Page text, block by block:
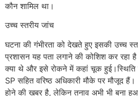
कौन शामिल था।
उच्च स्तरीय जांच
घटना की गंभीरता को देखते हुए इसकी उच्च
प्रशासन यह पता लगाने की कोशिश कर रहा
क्या थे और इसे रोकने में कहां चूक
SP सहित वरिष्ठ अधिकारी मौके पर मौजूद हैं।
होने की खबर है, लेकिन तनाव अभी भी बना